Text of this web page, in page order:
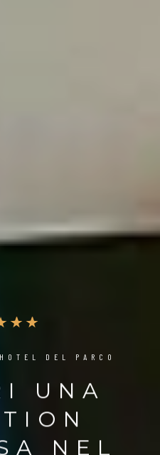
DEL PARCO
UNA
NEL